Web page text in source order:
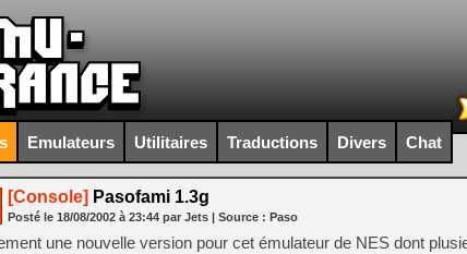
Emulateurs Utilitaires Traductions Divers Chat
[Console] Pasofami 1.3g
Posté le 18/08/2002 à 23:44 par Jets | Source : Paso
une nouvelle version pour cet émulateur de NES dont